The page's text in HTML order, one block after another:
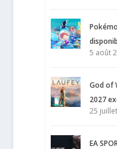
5 août
God of
2027
25
EA